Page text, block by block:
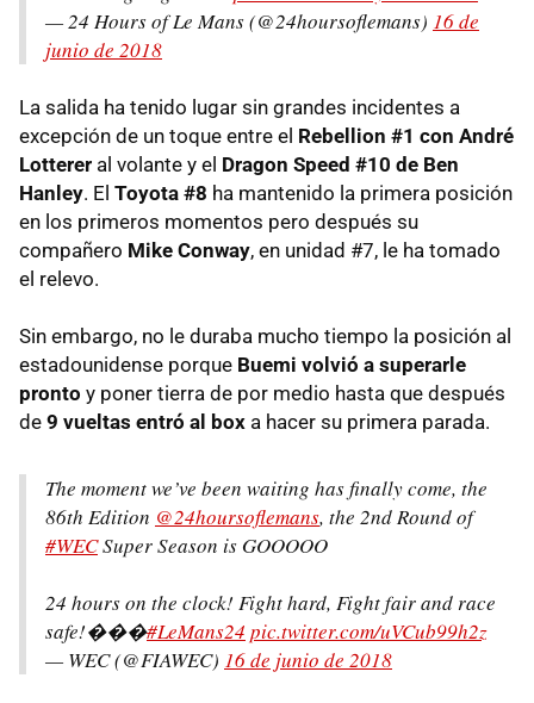
— 24 Hours of Le Mans (@24hoursoflemans) 16 de
junio de 2018
La salida ha tenido lugar sin grandes incidentes a
excepción de un toque entre el Rebellion #1 con André
Lotterer al volante y el Dragon Speed #10 de Ben
Hanley. El Toyota #8 ha mantenido la primera posición
en los primeros momentos pero después su
compañero Mike Conway, en unidad #7, le ha tomado
el relevo.
Sin embargo, no le duraba mucho tiempo la posición al
estadounidense porque Buemi volvió a superarle
pronto y poner tierra de por medio hasta que después
de 9 vueltas entró al box a hacer su primera parada.
The moment we’ve been waiting has finally come, the
86th Edition @24hoursoflemans, the 2nd Round of
#WECSuper Season is GOOOOO
24 hours on the clock! Fight hard, Fight fair and race
safe!���#LeMans24 pic.twitter.com/uVCub99h2z
— WEC (@FIAWEC) 16 de junio de 2018